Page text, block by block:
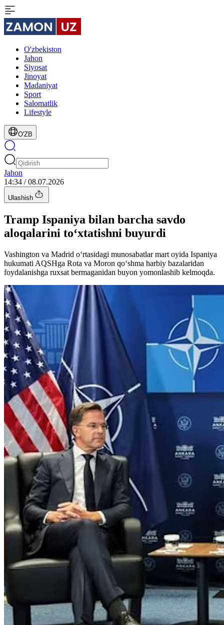
O'zbekiston
Jahon
Siyosat
Jinoyat
Madaniyat
Sport
Salomatlik
Lifestyle
O'ZB
Jahon
14:34 / 08.07.2026
Ulashish
Tramp Ispaniya bilan barcha savdo
aloqalarini to‘xtatishni buyurdi
Vashington va Madrid o‘rtasidagi munosabatlar mart oyida Ispaniya
hukumati AQSHga Rota va Moron qo‘shma harbiy bazalaridan
foydalanishga ruxsat bermaganidan buyon yomonlashib kelmoqda.